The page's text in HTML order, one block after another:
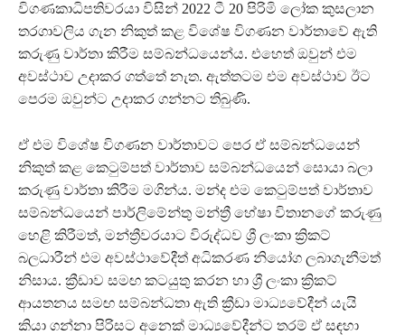
විගණකාධිපතිවරයා විසින් 2022 ටී 20 පිරිමි ලෝක කුසලාන
තරගාවලිය ගැන නිකුත් කළ විශේෂ විගණන වාර්තාවේ ඇති
කරුණු වාර්තා කිරීම සම්බන්ධයෙන්ය. එහෙත් ඔවුන් එම
අවස්ථාව උදාකර ගත්තේ නැත. ඇත්තටම එම අවස්ථාව ඊට
පෙරම ඔවුන්ට උදාකර ගන්නට තිබුණි.
ඒ එම විශේෂ විගණන වාර්තාවට පෙර ඒ සම්බන්ධයෙන්
නිකුත් කළ කෙටුම්පත් වාර්තාව සම්බන්ධයෙන් සොයා බලා
කරුණු වාර්තා කිරීම මගින්ය. මන්ද එම කෙටුම්පත් වාර්තාව
සම්බන්ධයෙන් පාර්ලිමේන්තු මන්ත්‍රී හේෂා විතානගේ කරුණු
හෙළි කිරීමත්, මන්ත්‍රීවරයාට විරුද්ධව ශ්‍රී ලංකා ක්‍රිකට්
බලධාරීන් එම අවස්ථාවේදීත් අධිකරණ නියෝග ලබාගැනීමත්
නිසාය. ක්‍රීඩාව සමඟ කටයුතු කරන හා ශ්‍රී ලංකා ක්‍රිකට්
ආයතනය සමඟ සම්බන්ධතා ඇති ක්‍රීඩා මාධ්‍යවේදීන් යැයි
කියා ගන්නා පිරිසට අනෙක් මාධ්‍යවේදීන්ට තරම් ඒ සඳහා